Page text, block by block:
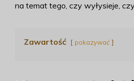
na temat tego, czy wyłysieje,
Zawartość pokazywać